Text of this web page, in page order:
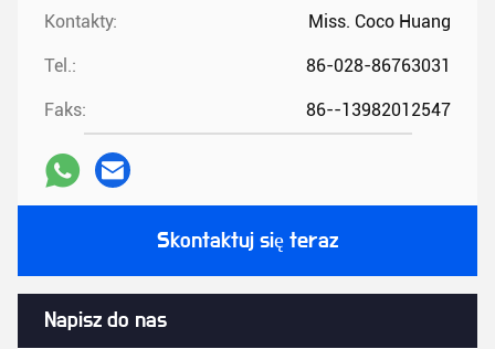
Kontakty: Miss. Coco Huang
Tel.: 86-028-86763031
Faks: 86--13982012547
Skontaktuj się teraz
Napisz do nas